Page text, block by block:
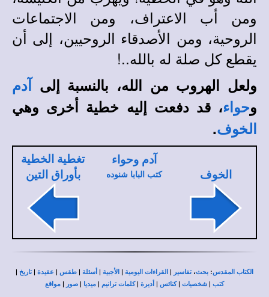
ومن أب الاعتراف، ومن الاجتماعات
الروحية، ومن الأصدقاء الروحيين، إلى أن
يقطع كل صلة له بالله..!
ولعل الهروب من الله، بالنسبة إلى آدم
وحواء، قد دفعت إليه خطية أخرى وهي
الخوف.
الخوف
آدم وحواء
كتب البابا شنوده
تغطية الخطية
بأوراق التين
الكتاب المقدس: بحث،تفاسير | القراءات اليومية | الأجبية | أسئلة | طقس | عقيدة |تاريخ |
كتب | شخصيات |كنائس | أديرة |كلمات ترانيم | ميديا | صور | مواقع